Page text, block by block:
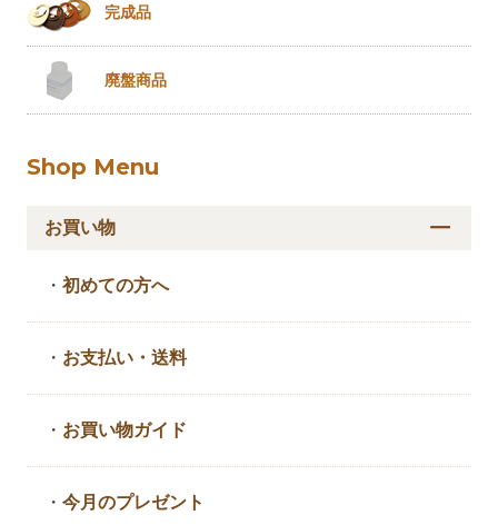
完成品
廃盤商品
Shop Menu
お買い物
・初めての方へ
・ お支払い・送料
・ お買い物ガイド
・今月のプレゼント